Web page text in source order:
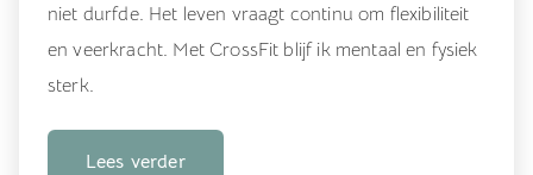
niet durfde. Het leven vraagt continu om flexibiliteit
en veerkracht. Met CrossFit blijf ik mentaal en fysiek
sterk.
Lees verder